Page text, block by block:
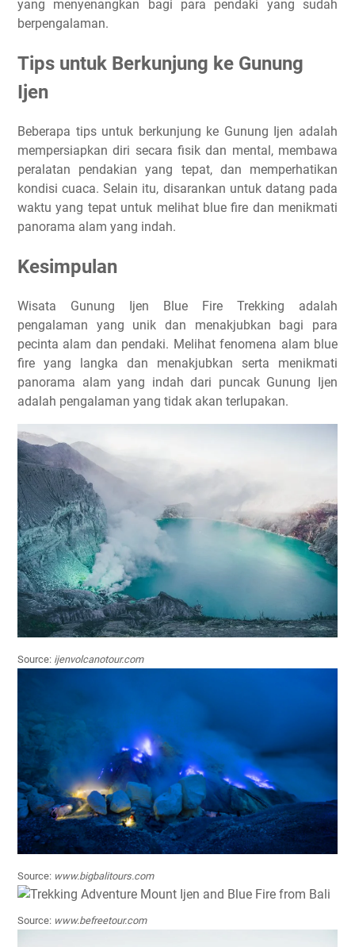
yang menyenangkan bagi para pendaki yang sudah
berpengalaman.
Tips untuk Berkunjung ke Gunung
Ijen
Beberapa tips untuk berkunjung ke Gunung Ijen adalah
mempersiapkan diri secara fisik dan mental, membawa
peralatan pendakian yang tepat, dan memperhatikan
kondisi cuaca. Selain itu, disarankan untuk datang pada
waktu yang tepat untuk melihat blue fire dan menikmati
panorama alam yang indah.
Kesimpulan
Wisata Gunung Ijen Blue Fire Trekking adalah
pengalaman yang unik dan menakjubkan bagi para
pecinta alam dan pendaki. Melihat fenomena alam blue
fire yang langka dan menakjubkan serta menikmati
panorama alam yang indah dari puncak Gunung Ijen
adalah pengalaman yang tidak akan terlupakan.
Source: ijenvolcanotour.com
Source: www.bigbalitours.com
Source: www.befreetour.com